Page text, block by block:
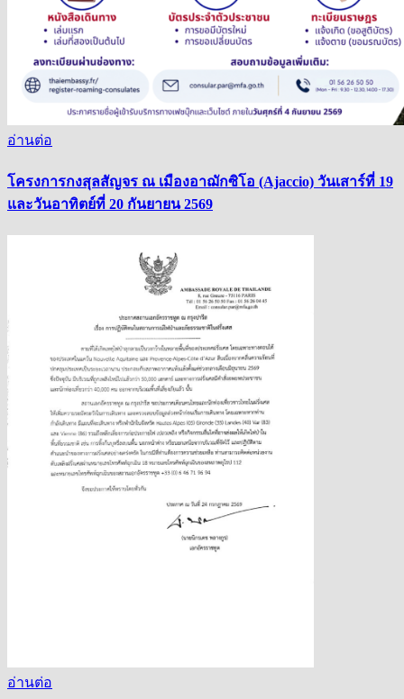
อ่านต่อ
โครงการกงสุลสัญจร ณ เมืองอาฌักซิโอ (Ajaccio) วันเสาร์ที่ 19
และวันอาทิตย์ที่ 20 กันยายน 2569
อ่านต่อ